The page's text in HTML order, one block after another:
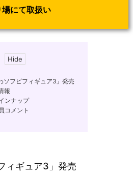
場にて取扱い
ソフビフィギュア3」発売
報
ンナップ
コメント
ィギュア3」発売